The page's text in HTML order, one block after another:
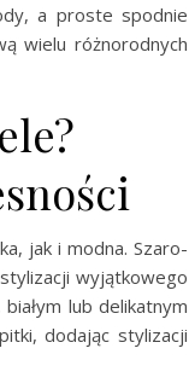
a proste spodnie
wielu różnorodnych
jak i modna. Szaro-
wyjątkowego
lub delikatnym
dodając stylizacji